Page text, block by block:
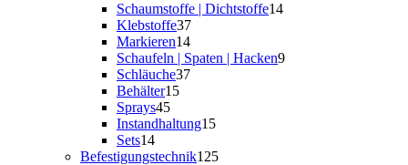
Schaumstoffe | Dichtstoffe14
Klebstoffe37
Markieren14
Schaufeln | Spaten | Hacken9
Schläuche37
Behälter15
Sprays45
Instandhaltung15
Sets14
Befestigungs­technik125